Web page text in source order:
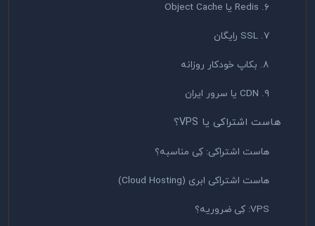
۶. Redis یا Object Cache
۷. SSL رایگان
۸. بکاپ خودکار روزانه
۹. CDN یا سرور ایران
هاست اشتراکی یا VPS؟
هاست اشتراکی: کِی مناسبه؟
هاست اشتراکی ابری (Cloud Hosting)
VPS: کِی ضروریه؟